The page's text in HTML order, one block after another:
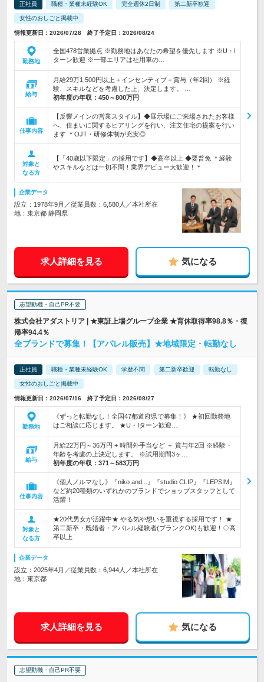
正社員 職種・業種未経験OK 完全週休2日制 第二新卒歓迎
女性のおしごと掲載中
情報更新日：2026/07/28 終了予定日：2026/08/24
勤務地
全国478営業拠点 ※勤務地はあなたの希望を優先します ※U・I
ターン歓迎 ※一部エリアは社用車の…
給与
月給29万1,500円以上＋インセンティブ＋賞与（年2回） ※経
験、スキルなどを考慮した上、決定します。 …
初年度の年収： 450～800万円
仕事内容
【反響メインの営業スタイル】◆展示場にご来場されたお客様
へ、住まいに関するヒアリングを行い、注文住宅の提案を行い
ます ＊OJT・研修体制が充実◎
対象と
なる方
【「40歳以下限定」の採用です】◆高卒以上 ◆要普免 ＊経験
やスキルなどは一切不問！業界デビュー大歓迎！＊
企業データ
設立：1978年9月／従業員数：6,580人／本社所在
地：東京都 静岡県
求人詳細を見る 気になる
志望動機・自己PR不要
株式会社アダストリア | ★東証上場グループ企業 ★育休取得率98.8％・復
帰率94.4％
全ブランドで募集！【アパレル販売】★地域限定・転勤なし
正社員 職種・業種未経験OK 学歴不問 第二新卒歓迎 転勤なし
女性のおしごと掲載中
情報更新日：2026/07/16 終了予定日：2026/08/27
勤務地
《ずっと転勤なし！全国47都道府県で募集！》 ★初回勤務地
はご相談に応じます。 ★U・Iターン歓迎…
給与
月給22万円～36万円 + 時間外手当など ＋ 賞与年2回 ※経験・
年齢を考慮の上決定します。 ※試用期間3ヶ…
初年度の年収： 371～583万円
仕事内容
《個人ノルマなし》『niko and...』『studio CLIP』『LEPSIM』
など約20種類のいずれかのブランドでショップスタッフとして
活躍！
対象と
なる方
★20代男女が活躍中★ やる気や想いを重視する採用です！ ★
第二新卒・既婚者・アパレル経験者(ブランクOK)も歓迎！◇高
卒以上
企業データ
設立：2025年4月／従業員数：6,944人／本社所在
地：東京都
求人詳細を見る 気になる
志望動機・自己PR不要